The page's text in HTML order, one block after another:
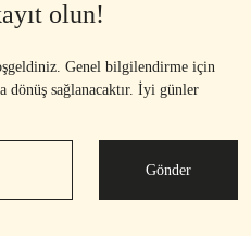
olun!
Genel bilgilendirme için
dönüş sağlanacaktır. İyi günler
Gönder